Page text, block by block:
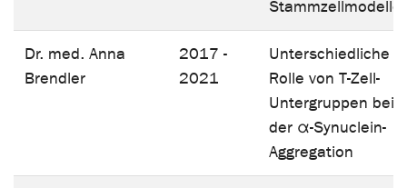
Dr. med. Anna
Brendler
2017 -
2021
Unterschiedliche
Rolle von T-Zell-
Untergruppen bei
der α-Synuclein-
Aggregation